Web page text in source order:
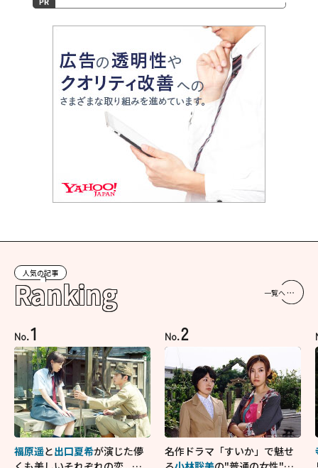
人気の記事
Ranking 一覧へ
No.1
福原遥と出口夏希が演じた儚
No.2
名作ドラマ「すいか」で魅せ